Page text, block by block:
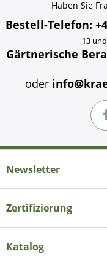
Haben Sie
Bestell-Telefon:
13
Gärtnerische
oder
Newsletter
Zertifizierung
Katalog